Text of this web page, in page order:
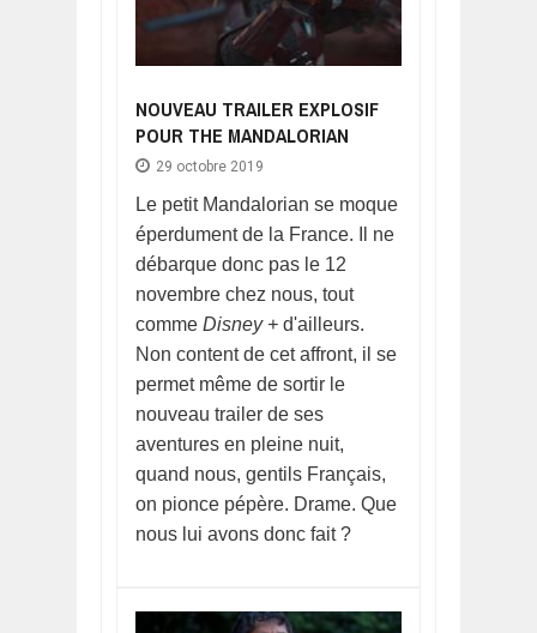
NOUVEAU TRAILER EXPLOSIF
POUR THE MANDALORIAN
29 octobre 2019
Le petit Mandalorian se moque
éperdument de la France. Il ne
débarque donc pas le 12
novembre chez nous, tout
comme Disney + d'ailleurs.
Non content de cet affront, il se
permet même de sortir le
nouveau trailer de ses
aventures en pleine nuit,
quand nous, gentils Français,
on pionce pépère. Drame. Que
nous lui avons donc fait ?